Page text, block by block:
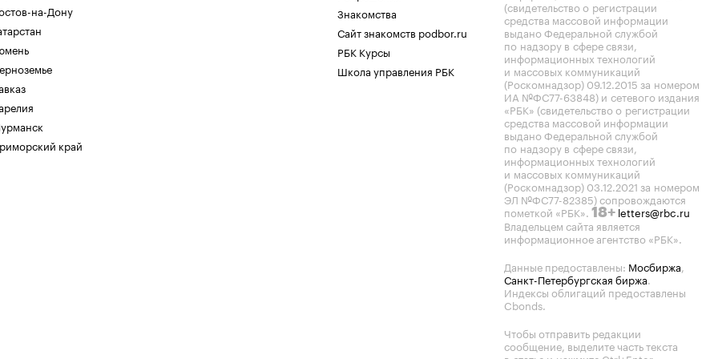
на-Дону
край
Знакомства
Сайт знакомств podbor.ru
РБК Курсы
Школа управления РБК
(свидетельство о регистрации
средства массовой информации
выдано Федеральной службой
по надзору в сфере связи,
информационных технологий
и массовых коммуникаций
(Роскомнадзор) 09.12.2015 за номером
ИА №ФС77-63848) и сетевого издания
«РБК» (свидетельство о регистрации
средства массовой информации
выдано Федеральной службой
по надзору в сфере связи,
информационных технологий
и массовых коммуникаций
(Роскомнадзор) 03.12.2021 за номером
ЭЛ №ФС77-82385) сопровождаются
пометкой «РБК». 18+ letters@rbc.ru
Владельцем сайта является
информационное агентство «РБК».
Данные предоставлены: Мосбиржа,
Санкт-Петербургская биржа.
Индексы облигаций предоставлены
Cbonds.
Чтобы отправить редакции
сообщение, выделите часть текста